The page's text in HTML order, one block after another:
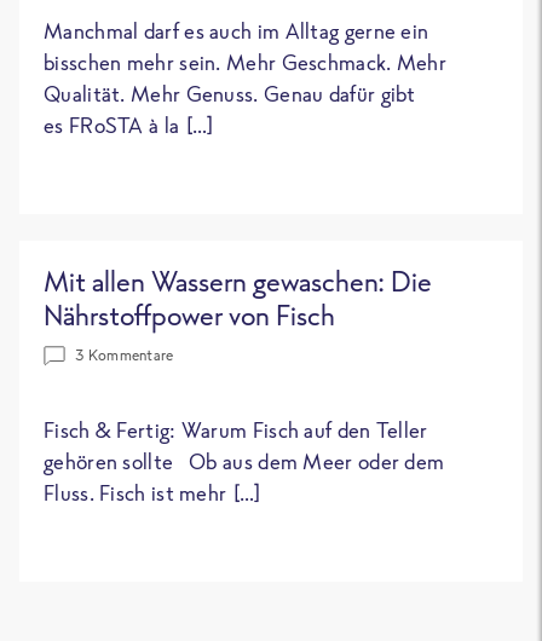
Manchmal darf es auch im Alltag gerne ein
bisschen mehr sein. Mehr Geschmack. Mehr
Qualität. Mehr Genuss. Genau dafür gibt
es FRoSTA à la […]
Mit allen Wassern gewaschen: Die
Nährstoffpower von Fisch
3 Kommentare
Fisch & Fertig: Warum Fisch auf den Teller
gehören sollte Ob aus dem Meer oder dem
Fluss. Fisch ist mehr […]